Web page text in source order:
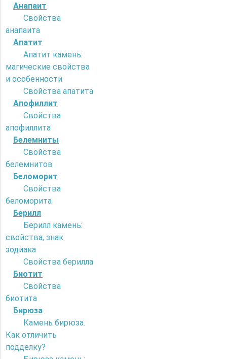
Анапаит
Свойства
анапаита
Апатит
Апатит камень:
магические свойства
и особенности
Свойства апатита
Апофиллит
Свойства
апофиллита
Белемниты
Свойства
белемнитов
Беломорит
Свойства
беломорита
Берилл
Берилл камень:
свойства, знак
зодиака
Свойства берилла
Биотит
Свойства
биотита
Бирюза
Камень бирюза.
Как отличить
подделку?